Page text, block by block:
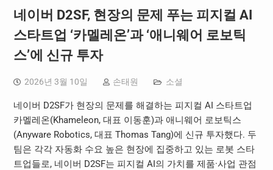
네이버 D2SF, 현장의 문제 푸는 피지컬 AI
스타트업 ‘카멜레온’과 ‘애니웨어 로보틱
스’에 신규 투자
2026년 3월 10일 손태원 소셜
네이버 D2SF가 현장의 문제를 해결하는 피지컬 AI 스타트업
카멜레온(Khameleon, 대표 이동훈)과 애니웨어 로보틱스
(Anyware Robotics, 대표 Thomas Tang)에 신규 투자했다. 두
팀은 각각 자동화 수요 높은 현장에 집중하고 있는 로봇 스타
트업들로, 네이버 D2SF는 피지컬 AI의 가치를 제품·사업 관점